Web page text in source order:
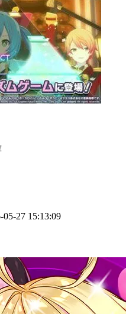
27 15:13:09